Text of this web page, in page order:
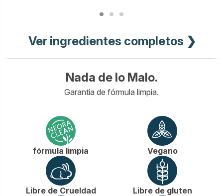
Ver ingredientes completos ❯
Nada de lo Malo.
Garantía de fórmula limpia.
fórmula limpia Vegano
Libre de Crueldad Libre de gluten